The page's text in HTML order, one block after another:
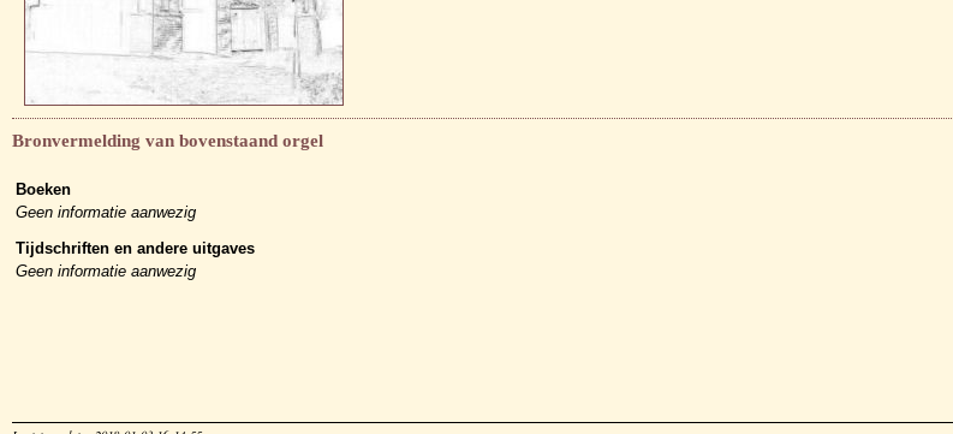
Bronvermelding van bovenstaand orgel
Boeken
Geen informatie aanwezig
Tijdschriften en andere uitgaves
Geen informatie aanwezig